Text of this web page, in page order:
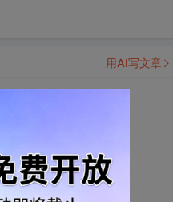
69461534?
用AI写文章